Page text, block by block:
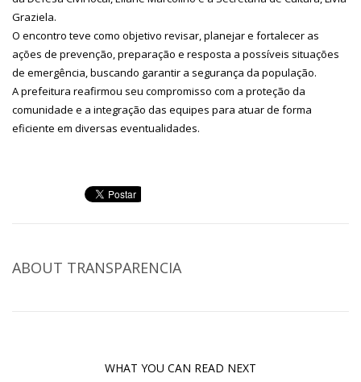
Graziela.
O encontro teve como objetivo revisar, planejar e fortalecer as
ações de prevenção, preparação e resposta a possíveis situações
de emergência, buscando garantir a segurança da população.
A prefeitura reafirmou seu compromisso com a proteção da
comunidade e a integração das equipes para atuar de forma
eficiente em diversas eventualidades.
ABOUT TRANSPARENCIA
WHAT YOU CAN READ NEXT